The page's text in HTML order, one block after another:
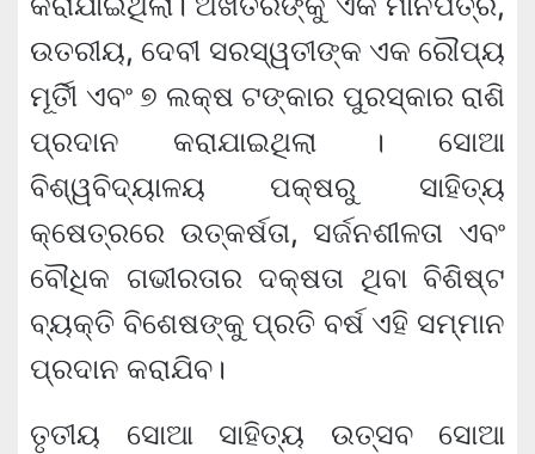
ଉତରୀୟ, ଦେବୀ ସରସ୍ୱତୀଙ୍କ ଏକ ରୌପ୍ୟ
ମୂର୍ତିୀ ଏବଂ ୭ ଲକ୍ଷ ଟଙ୍କାର ପୁରସ୍କାର ରାଶି
ପ୍ରଦାନ କରାଯାଇଥିଲା । ସୋଆ
ବିଶ୍ୱବିଦ୍ୟାଳୟ ପକ୍ଷରୁ ସାହିତ୍ୟ
କ୍ଷେତ୍ରରେ ଉତ୍କର୍ଷତା, ସର୍ଜନଶୀଳତା ଏବଂ
ବୌଧିକ ଗଭୀରତାର ଦକ୍ଷତା ଥିବା ବିଶିଷ୍ଟ
ବ୍ୟକ୍ତି ବିଶେଷଙ୍କୁ ପ୍ରତି ବର୍ଷ ଏହି ସମ୍ମାନ
ପ୍ରଦାନ କରାଯିବ।
ତୃତୀୟ ସୋଆ ସାହିତ୍ୟ ଉତ୍ସବ ସୋଆ